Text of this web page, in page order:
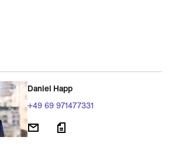
Daniel Happ
+49 69 971477331